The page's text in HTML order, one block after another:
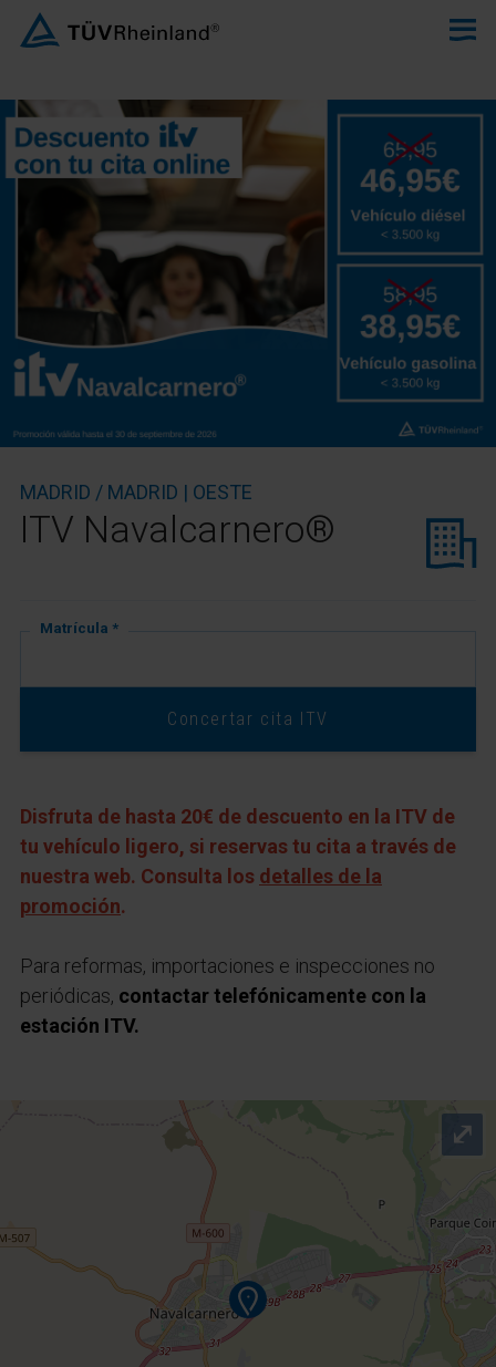
MADRID / MADRID | OESTE
ITV Navalcarnero®
Matrícula *
Concertar cita ITV
Disfruta de hasta 20€ de descuento en la ITV de
tu vehículo ligero, si reservas tu cita a través de
nuestra web. Consulta los detalles de la
promoción.
Para reformas, importaciones e inspecciones no
periódicas, contactar telefónicamente con la
estación ITV.
⤢